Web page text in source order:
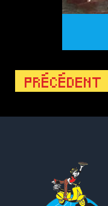
PRÉCÉDENT